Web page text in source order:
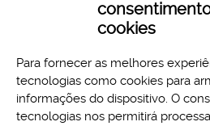
cookies
Para fornecer as melhores
tecnologias como cookies para
informações do dispositivo. O
tecnologias nos permitirá
Download Preview